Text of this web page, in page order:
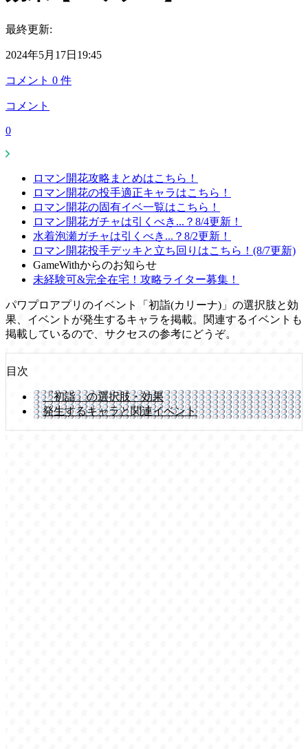
最終更新:
2024年5月17日19:45
コメント 0 件
コメント
0
ロマン開花攻略まとめはこちら！
ロマン開花の投手適正キャラはこちら！
ロマン開花の固有イベ一覧はこちら！
ロマン開花ガチャは引くべき...？8/4更新！
水着泡瀬ガチャは引くべき...？8/2更新！
ロマン開花投手デッキと立ち回りはこちら！(8/7更新)
GameWithからのお知らせ
未経験可&完全在宅！攻略ライター募集！
パワプロアプリのイベント「初詣(カリーナ)」の選択肢と効
果、イベントが発生するキャラを掲載。関連するイベントも
掲載しているので、サクセスの参考にどうぞ。
目次
「初詣」の選択肢・効果
発生するキャラと関連イベント